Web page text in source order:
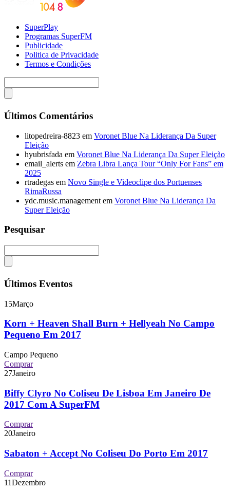
SuperPlay
Programas SuperFM
Publicidade
Politica de Privacidade
Termos e Condições
Últimos Comentários
litopedreira-8823 em Voronet Blue Na Liderança Da Super
Eleição
hyubrisfada em Voronet Blue Na Liderança Da Super Eleição
email_alerts em Zebra Libra Lança Tour “Only For Fans” em
2025
rtradegas em Novo Single e Videoclipe dos Portuenses
RimaRussa
ydc.music.management em Voronet Blue Na Liderança Da
Super Eleição
Pesquisar
Últimos Eventos
15Março
Korn + Heaven Shall Burn + Hellyeah No Campo
Pequeno Em 2017
Campo Pequeno
Comprar
27Janeiro
Biffy Clyro No Coliseu De Lisboa Em Janeiro De
2017 Com A SuperFM
Comprar
20Janeiro
Sabaton + Accept No Coliseu Do Porto Em 2017
Comprar
11Dezembro